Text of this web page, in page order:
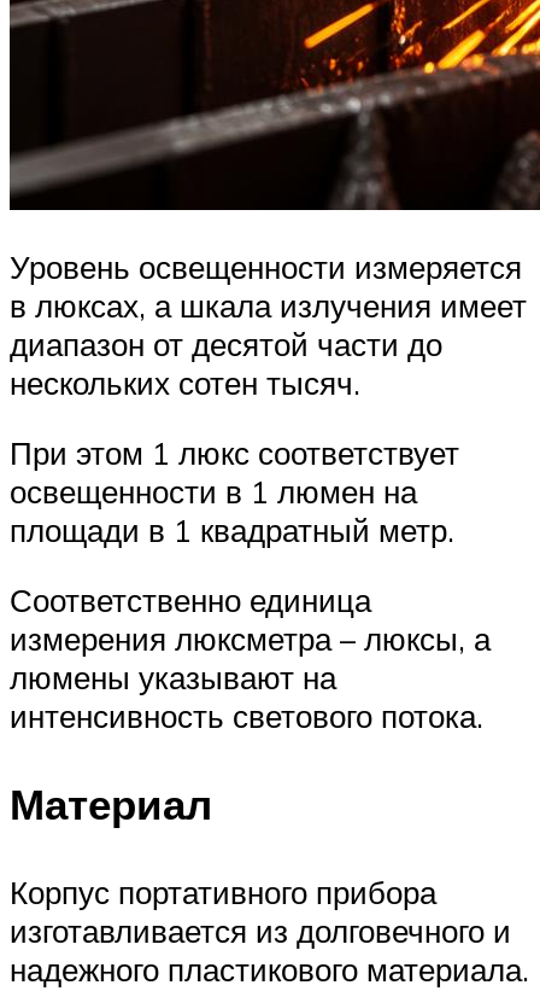
Уровень освещенности измеряется
в люксах, а шкала излучения имеет
диапазон от десятой части до
нескольких сотен тысяч.
При этом 1 люкс соответствует
освещенности в 1 люмен на
площади в 1 квадратный метр.
Соответственно единица
измерения люксметра – люксы, а
люмены указывают на
интенсивность светового потока.
Материал
Корпус портативного прибора
изготавливается из долговечного и
надежного пластикового материала.